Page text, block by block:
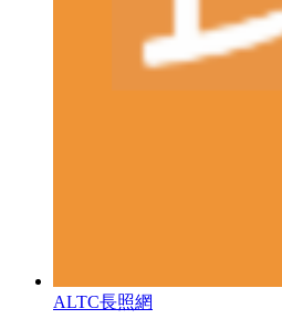
ALTC長照網